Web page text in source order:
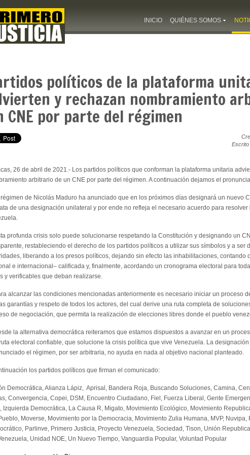
INICIO QUIÉNES SOMOS
políticos de la plataforma
y rechazan nombramiento
CNE por parte del régimen
Escrito
26 de abril de 2021.- Los partidos políticos que conforman la plataforma unitaria
arbitrario de un CNE por parte del régimen. A continuación dejamos el
régimen de Nicolás Maduro ha anunciado que en los próximos días designará un nuevo
de una designación unilateral y por ende no refleja el necesario acuerdo para resolver
profunda crisis solo puede solucionarse respetando la Constitución y designando un
restableciendo el derecho de los partidos políticos a utilizar sus símbolos y a ser
liberando a los presos políticos, dejando sin efecto las inhabilitaciones, contando
e internacional– calificada y, finalmente, acordando un cronograma electoral para
y verificables que deban realizarse.
alcanzar las condiciones mencionadas anteriormente es necesario iniciar un proceso
garantías y respeto de todos los actores, del cual derive una ruta completa de
de negociación, que permita la realización de elecciones libres donde el pueblo
la alternativa democrática reiteramos que estamos dispuestos a avanzar en un
electoral confiable, que solucione la crisis política que vive Venezuela. La
el régimen, por ser arbitraria, no ayuda en nada al objetivo nacional planteado.
los partidos políticos que firman el comunicado:
Democrática, Alianza Lápiz, Aprisal, Bandera Roja, Buscando Soluciones, Camina,
Convergencia, Copei, DSM, Encuentro Ciudadano, Fiel, Fuerza Liberal, Gente
Izquierda Democrática, La Causa R, Migato, Movimiento Ecológico, Movimiento
Moverse, Movimiento por la Democracia, Movimiento Zulia Humana, MVP, Nuvipa,
Parlinve, Primero Justicia, Proyecto Venezuela, Sociedad, Tison, Unión
Unidad NOE, Un Nuevo Tiempo, Vanguardia Popular, Voluntad Popular